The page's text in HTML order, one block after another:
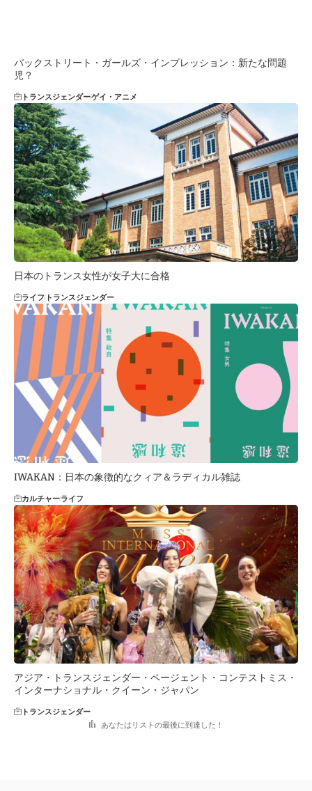
バックストリート・ガールズ・インプレッション：新たな問題
児？
トランスジェンダーゲイ・アニメ
日本のトランス女性が女子大に合格
ライフトランスジェンダー
IWAKAN：日本の象徴的なクィア＆ラディカル雑誌
カルチャーライフ
アジア・トランスジェンダー・ページェント・コンテストミス・
インターナショナル・クイーン・ジャパン
トランスジェンダー
あなたはリストの最後に到達した！